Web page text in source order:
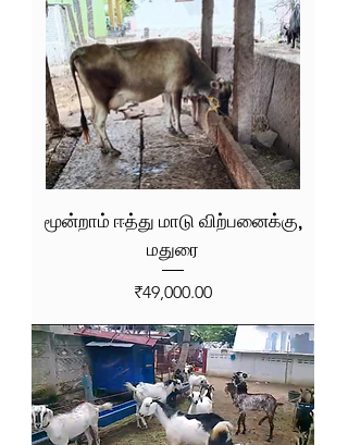
மூன்றாம் ஈத்து மாடு விற்பனைக்கு,
மதுரை
Price
₹49,000.00